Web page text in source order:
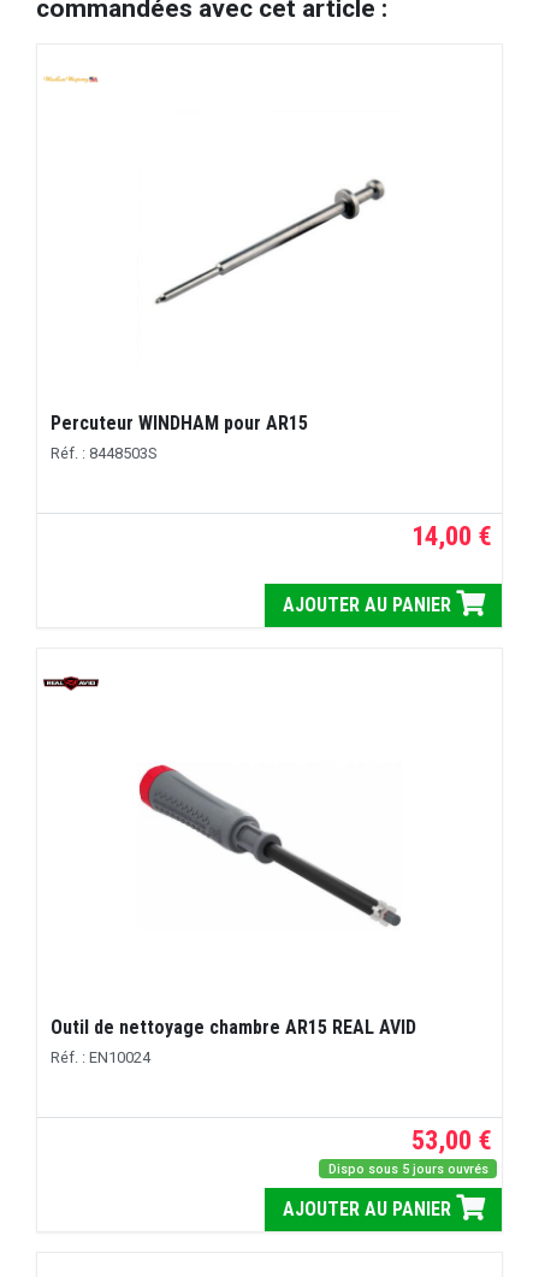
commandées avec cet article :
Percuteur WINDHAM pour AR15
Réf. : 8448503S
14,00 €
AJOUTER AU PANIER
Outil de nettoyage chambre AR15 REAL AVID
Réf. : EN10024
53,00 €
Dispo sous 5 jours ouvrés
AJOUTER AU PANIER